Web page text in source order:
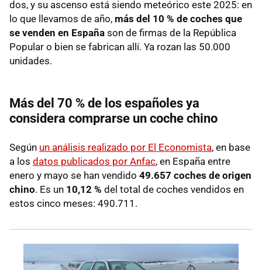
dos, y su ascenso está siendo meteórico este 2025: en
lo que llevamos de año, más del 10 % de coches que
se venden en España son de firmas de la República
Popular o bien se fabrican allí. Ya rozan las 50.000
unidades.
Más del 70 % de los españoles ya
considera comprarse un coche chino
Según un análisis realizado por El Economista, en base
a los datos publicados por Anfac, en España entre
enero y mayo se han vendido 49.657 coches de origen
chino. Es un 10,12 % del total de coches vendidos en
estos cinco meses: 490.711.